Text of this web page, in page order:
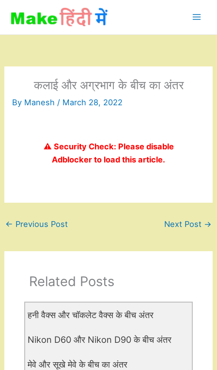
content
कलाई और अग्रभाग के बीच का अंतर
By Manesh / March 28, 2022
⚠️ Security Check: Please disable
Adblocker to load this article.
← Previous Post Next Post →
Related Posts
हनी वैक्स और चॉकलेट वैक्स के बीच अंतर
Nikon D60 और Nikon D90 के बीच अंतर
मेवे और सूखे मेवे के बीच का अंतर